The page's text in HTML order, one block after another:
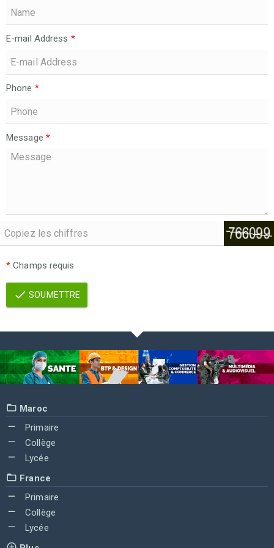
E-mail Address *
Phone *
Message *
* Champs requis
SOUMETTRE
Maroc
Primaire
Collège
Lycée
France
Primaire
Collège
Lycée